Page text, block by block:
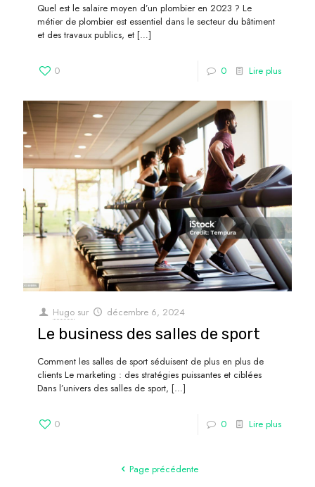
Quel est le salaire moyen d’un plombier en 2023 ? Le
métier de plombier est essentiel dans le secteur du bâtiment
et des travaux publics, et […]
0 0 Lire plus
Hugo sur décembre 6, 2024
Le business des salles de sport
Comment les salles de sport séduisent de plus en plus de
clients Le marketing : des stratégies puissantes et ciblées
Dans l’univers des salles de sport, […]
0 0 Lire plus
Page précédente